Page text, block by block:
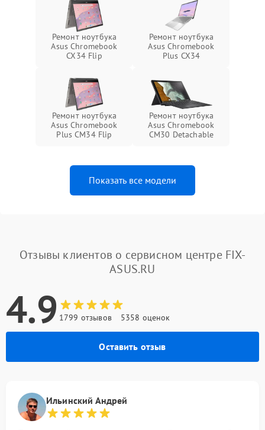
Ремонт ноутбука
Asus Chromebook
CX34 Flip
Ремонт ноутбука
Asus Chromebook
Plus CX34
Ремонт ноутбука
Asus Chromebook
Plus CM34 Flip
Ремонт ноутбука
Asus Chromebook
CM30 Detachable
Показать все модели
Отзывы клиентов о сервисном центре FIX-
ASUS.RU
4.9 1799 отзывов 5358 оценок
Оставить отзыв
Ильинский Андрей